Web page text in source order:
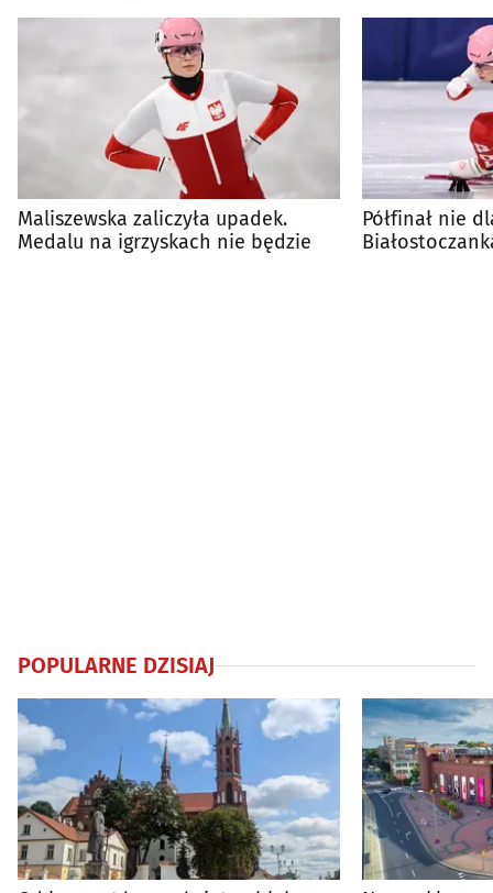
Maliszewska zaliczyła upadek.
Medalu na igrzyskach nie będzie
Półfinał nie
POPULARNE DZISIAJ